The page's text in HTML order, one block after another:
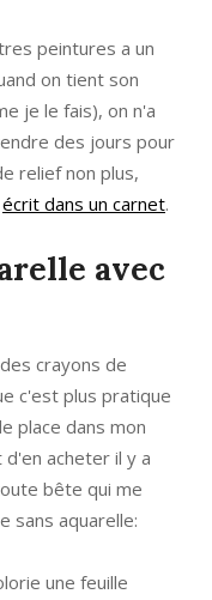
peintures a un
on tient son
je le fais), on n'a
des jours pour
relief non plus,
écrit dans un carnet.
avec
crayons de
c'est plus pratique
place dans mon
d'en acheter il y a
bête qui me
sans aquarelle:
une feuille